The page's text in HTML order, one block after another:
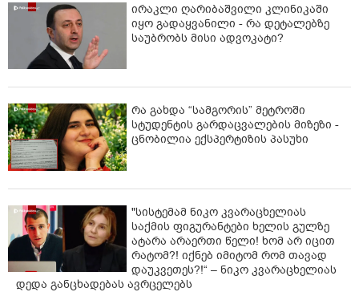
ირაკლი ღარიბაშვილი კლინიკაში
იყო გადაყვანილი - რა დეტალებზე
საუბრობს მისი ადვოკატი?
რა გახდა “სამგორის” მეტროში
სტუდენტის გარდაცვალების მიზეზი -
ცნობილია ექსპერტიზის პასუხი
"სისტემამ ნიკო კვარაცხელიას
საქმის ფიგურანტები ხელის გულზე
ატარა არაერთი წელი! ხომ არ იცით
რატომ?! იქნებ იმიტომ რომ თავად
დაუკვეთეს?!“ – ნიკო კვარაცხელიას
დედა განცხადებას ავრცელებს